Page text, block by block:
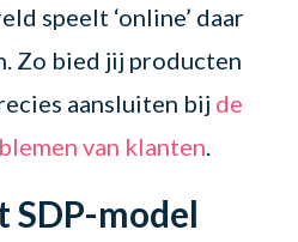
speelt ‘online’ daar
Zo bied jij producten
aansluiten bij de
van klanten.
SDP-model